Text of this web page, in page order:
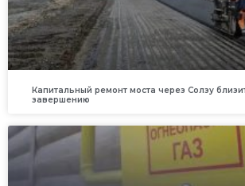
Капитальный ремонт моста через Солзу
завершению